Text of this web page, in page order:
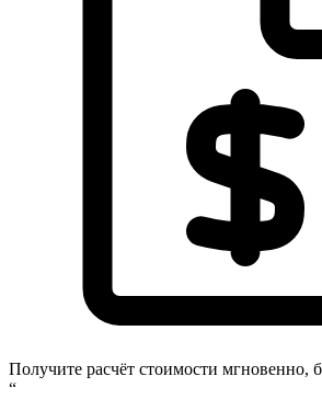
Получите расчёт стоимости мгновенно,
“